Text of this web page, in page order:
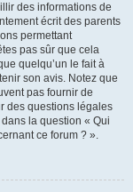
des informations de
écrit des parents
permettant
pas sûr que cela
quelqu’un le fait à
son avis. Notez que
pas fournir de
des questions légales
la question « Qui
ce forum ? ».